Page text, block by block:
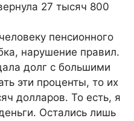
27 тысяч 800
пенсионного
нарушение правил.
долг с большими
эти проценты, то их
долларов. То есть, я
Остались лишь